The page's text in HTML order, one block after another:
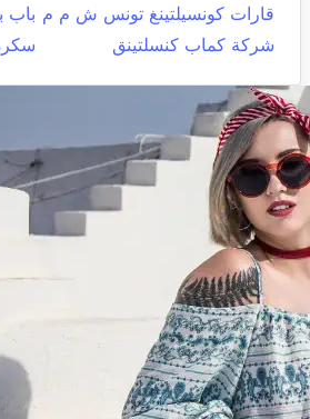
قارات كونسيلتينغ تونس ش م م باب
شركة كماب كنسلتينق